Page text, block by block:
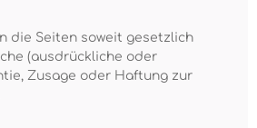
die Seiten soweit gesetzlich
(ausdrückliche oder
Zusage oder Haftung zur